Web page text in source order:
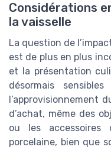
Considérations
la vaisselle
La question de
est de plus en plus
et la présentation
désormais
l’approvisionnement
d’achat, même des
ou les accessoires
porcelaine, bien que